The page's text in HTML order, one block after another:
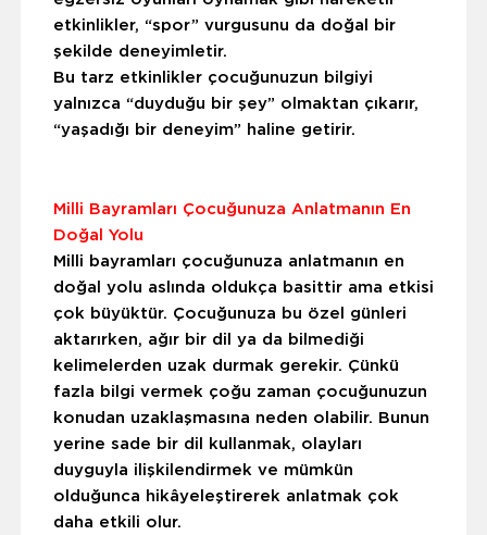
etkinlikler, “spor” vurgusunu da doğal bir
şekilde deneyimletir.
Bu tarz etkinlikler çocuğunuzun bilgiyi
yalnızca “duyduğu bir şey” olmaktan çıkarır,
“yaşadığı bir deneyim” haline getirir.
Milli Bayramları Çocuğunuza Anlatmanın En
Doğal Yolu
Milli bayramları çocuğunuza anlatmanın en
doğal yolu aslında oldukça basittir ama etkisi
çok büyüktür. Çocuğunuza bu özel günleri
aktarırken, ağır bir dil ya da bilmediği
kelimelerden uzak durmak gerekir. Çünkü
fazla bilgi vermek çoğu zaman çocuğunuzun
konudan uzaklaşmasına neden olabilir. Bunun
yerine sade bir dil kullanmak, olayları
duyguyla ilişkilendirmek ve mümkün
olduğunca hikâyeleştirerek anlatmak çok
daha etkili olur.